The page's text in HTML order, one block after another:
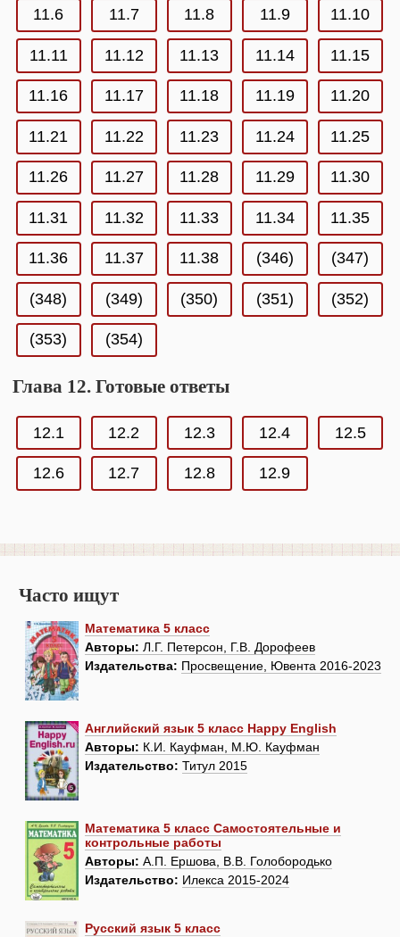
11.6 11.7 11.8 11.9 11.10
11.11 11.12 11.13 11.14 11.15
11.16 11.17 11.18 11.19 11.20
11.21 11.22 11.23 11.24 11.25
11.26 11.27 11.28 11.29 11.30
11.31 11.32 11.33 11.34 11.35
11.36 11.37 11.38 (346) (347)
(348) (349) (350) (351) (352)
(353) (354)
Глава 12. Готовые ответы
12.1 12.2 12.3 12.4 12.5
12.6 12.7 12.8 12.9
Часто ищут
Математика 5 класс
Авторы: Л.Г. Петерсон, Г.В. Дорофеев
Издательства: Просвещение, Ювента 2016-2023
Английский язык 5 класс Happy English
Авторы: К.И. Кауфман, М.Ю. Кауфман
Издательство: Титул 2015
Математика 5 класс Самостоятельные и
контрольные работы
Авторы: А.П. Ершова, В.В. Голобородько
Издательство: Илекса 2015-2024
Русский язык 5 класс